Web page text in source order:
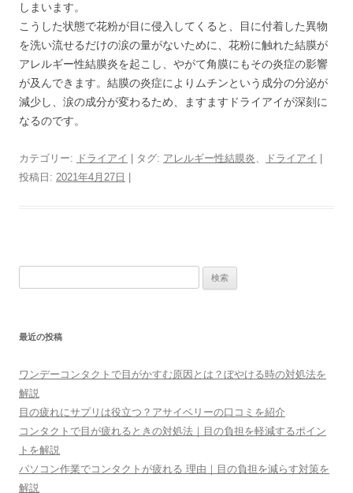
しまいます。
こうした状態で花粉が目に侵入してくると、目に付着した異物
を洗い流せるだけの涙の量がないために、花粉に触れた結膜が
アレルギー性結膜炎を起こし、やがて角膜にもその炎症の影響
が及んできます。結膜の炎症によりムチンという成分の分泌が
減少し、涙の成分が変わるため、ますますドライアイが深刻に
なるのです。
カテゴリー: ドライアイ | タグ: アレルギー性結膜炎、 ドライアイ
投稿日: 2021年4月27日
最近の投稿
ワンデーコンタクトで目がかすむ原因とは？ぼやける時の対処法を
解説
目の疲れにサプリは役立つ？アサイベリーの口コミを紹介
コンタクトで目が疲れるときの対処法｜目の負担を軽減するポイン
トを解説
パソコン作業でコンタクトが疲れる 理由｜目の負担を減らす対策を
解説